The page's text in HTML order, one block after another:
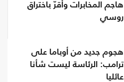
هاجم المخابرات وأقرّ باختراق
روسي
هجوم جديد من أوباما على
ترامب: الرئاسة ليست شأنا
عائليا